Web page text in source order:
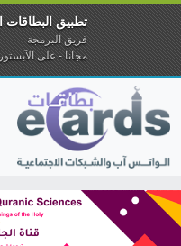
تطبيق البطاقات
فريق البرمجة
مجانا - على